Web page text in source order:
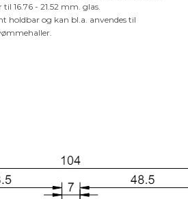
16.76 - 21.52 mm. glas.
holdbar og kan bl.a. anvendes til